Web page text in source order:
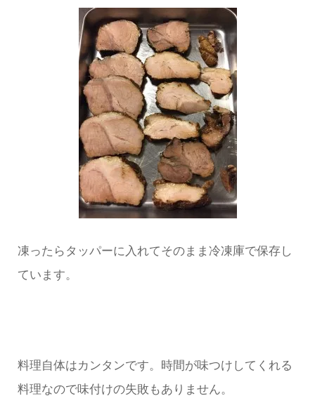
凍ったらタッパーに入れてそのまま冷凍庫で保存し
ています。
料理自体はカンタンです。時間が味つけしてくれる
料理なので味付けの失敗もありません。